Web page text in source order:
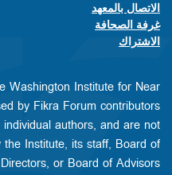
Footer contact links
الاتصال بالمعهد
غرفة الصحافة
الاشتراك
Washington Institute for Near
by Fikra Forum contributors
authors, and are not
Institute, its staff, Board of
Directors, or Board of Advisors.​​